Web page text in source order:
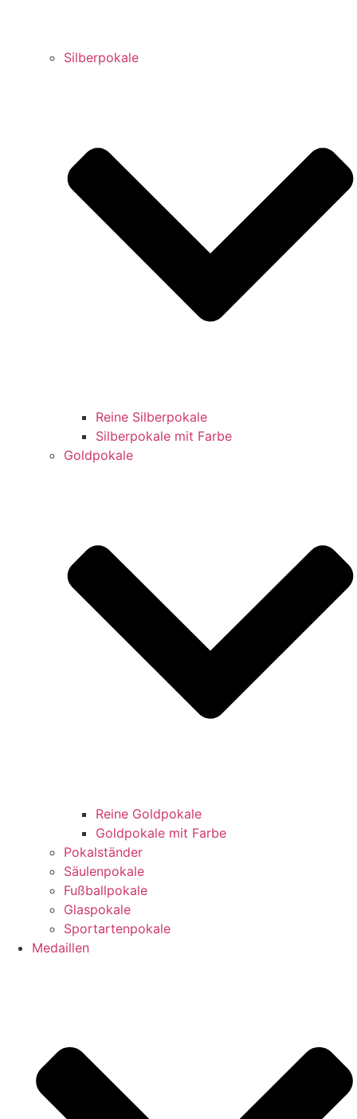
Silberpokale
Reine Silberpokale
Silberpokale mit Farbe
Goldpokale
Reine Goldpokale
Goldpokale mit Farbe
Pokalständer
Säulenpokale
Fußballpokale
Glaspokale
Sportartenpokale
Medaillen